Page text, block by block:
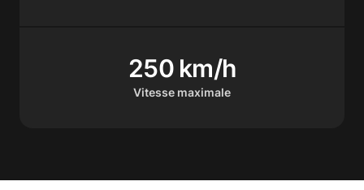
Vitesse maximale
250 km/h